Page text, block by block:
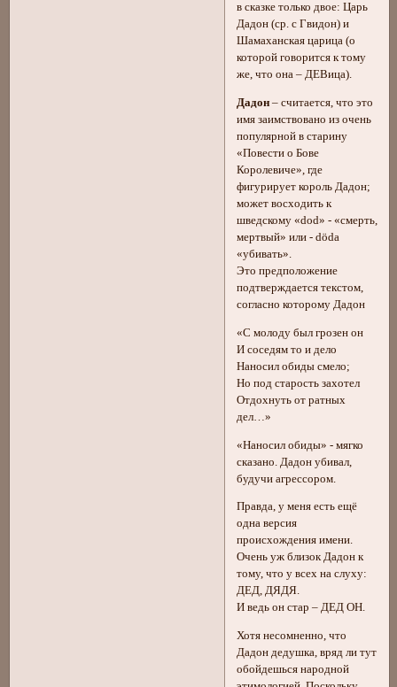
в сказке только двое: Царь
Дадон (ср. с Гвидон) и
Шамаханская царица (о
которой говорится к тому
же, что она – ДЕВица).
Дадон – считается, что это
имя заимствовано из очень
популярной в старину
«Повести о Бове
Королевиче», где
фигурирует король Дадон;
может восходить к
шведскому «dod» - «смерть,
мертвый» или - döda
«убивать».
Это предположение
подтверждается текстом,
согласно которому Дадон
«С молоду был грозен он
И соседям то и дело
Наносил обиды смело;
Но под старость захотел
Отдохнуть от ратных
дел…»
«Наносил обиды» - мягко
сказано. Дадон убивал,
будучи агрессором.
Правда, у меня есть ещё
одна версия
происхождения имени.
Очень уж близок Дадон к
тому, что у всех на слуху:
ДЕД, ДЯДЯ.
И ведь он стар – ДЕД ОН.
Хотя несомненно, что
Дадон дедушка, вряд ли тут
обойдешься народной